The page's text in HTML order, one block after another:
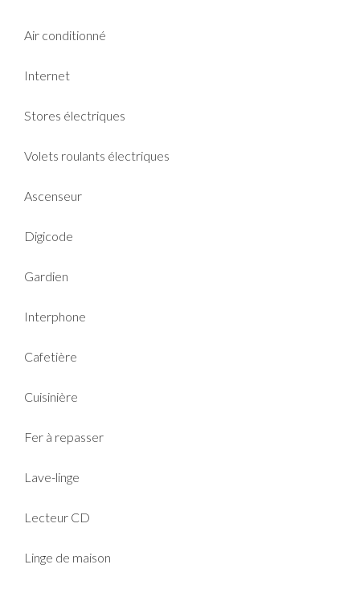
Air conditionné
Internet
Stores électriques
Volets roulants électriques
Ascenseur
Digicode
Gardien
Interphone
Cafetière
Cuisinière
Fer à repasser
Lave-linge
Lecteur CD
Linge de maison